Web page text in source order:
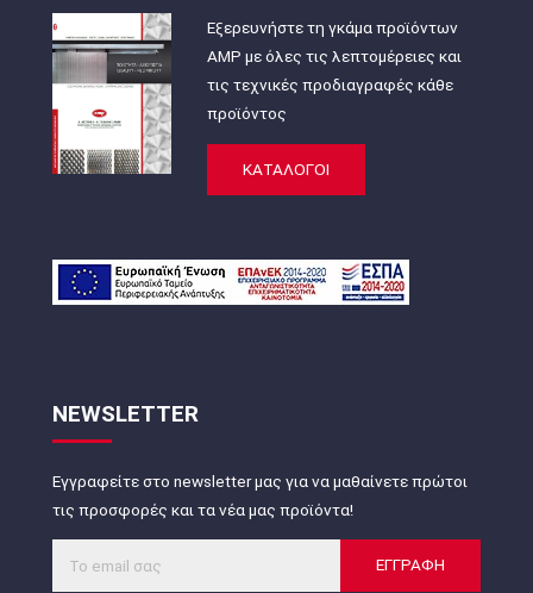
Εξερευνήστε τη γκάμα προϊόντων
AMP με όλες τις λεπτομέρειες και
τις τεχνικές προδιαγραφές κάθε
προϊόντος
ΚΑΤΑΛΟΓΟΙ
NEWSLETTER
Εγγραφείτε στο newsletter μας για να μαθαίνετε πρώτοι
τις προσφορές και τα νέα μας προϊόντα!
ΕΓΓΡΑΦΗ